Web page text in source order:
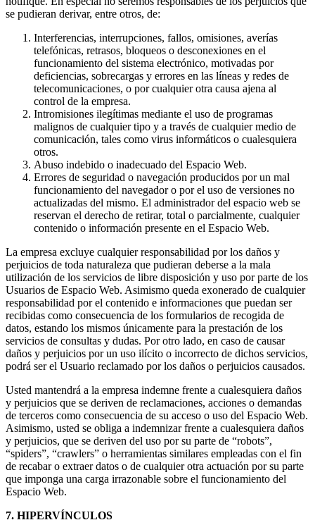
se pudieran derivar, entre otros, de:
Interferencias, interrupciones, fallos, omisiones, averías
telefónicas, retrasos, bloqueos o desconexiones en el
funcionamiento del sistema electrónico, motivadas por
deficiencias, sobrecargas y errores en las líneas y redes de
telecomunicaciones, o por cualquier otra causa ajena al
control de la empresa.
Intromisiones ilegítimas mediante el uso de programas
malignos de cualquier tipo y a través de cualquier medio de
comunicación, tales como virus informáticos o cualesquiera
otros.
Abuso indebido o inadecuado del Espacio Web.
Errores de seguridad o navegación producidos por un mal
funcionamiento del navegador o por el uso de versiones no
actualizadas del mismo. El administrador del espacio web se
reservan el derecho de retirar, total o parcialmente, cualquier
contenido o información presente en el Espacio Web.
La empresa excluye cualquier responsabilidad por los daños y
perjuicios de toda naturaleza que pudieran deberse a la mala
utilización de los servicios de libre disposición y uso por parte de los
Usuarios de Espacio Web. Asimismo queda exonerado de cualquier
responsabilidad por el contenido e informaciones que puedan ser
recibidas como consecuencia de los formularios de recogida de
datos, estando los mismos únicamente para la prestación de los
servicios de consultas y dudas. Por otro lado, en caso de causar
daños y perjuicios por un uso ilícito o incorrecto de dichos servicios,
podrá ser el Usuario reclamado por los daños o perjuicios causados.
Usted mantendrá a la empresa indemne frente a cualesquiera daños
y perjuicios que se deriven de reclamaciones, acciones o demandas
de terceros como consecuencia de su acceso o uso del Espacio Web.
Asimismo, usted se obliga a indemnizar frente a cualesquiera daños
y perjuicios, que se deriven del uso por su parte de “robots”,
“spiders”, “crawlers” o herramientas similares empleadas con el fin
de recabar o extraer datos o de cualquier otra actuación por su parte
que imponga una carga irrazonable sobre el funcionamiento del
Espacio Web.
7. HIPERVÍNCULOS